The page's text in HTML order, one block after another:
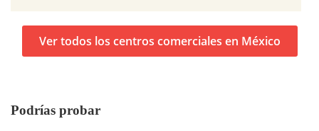
Ver todos los centros comerciales en México
Podrías probar